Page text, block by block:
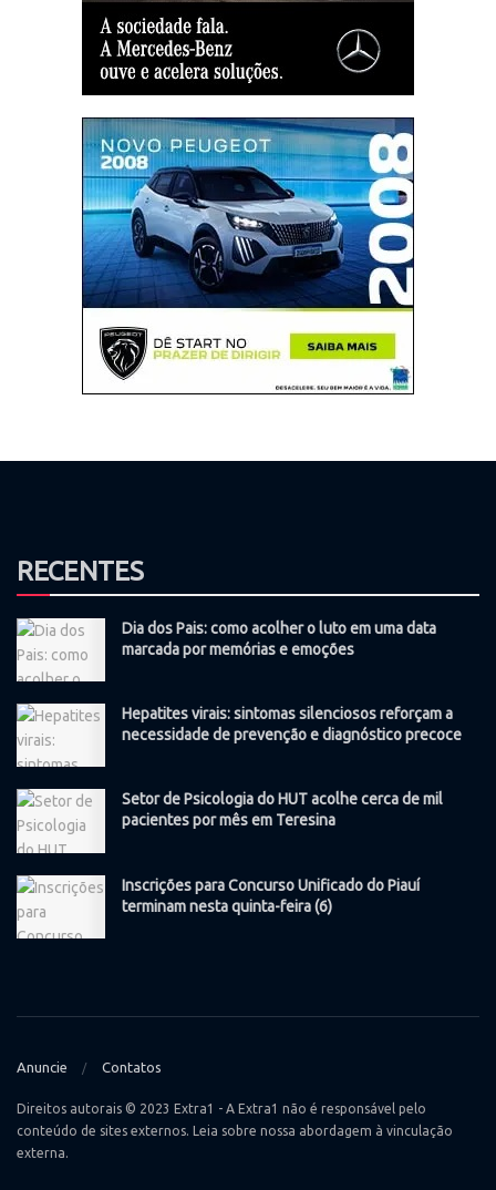
RECENTES
Dia dos Pais: como acolher o luto em uma data
marcada por memórias e emoções
Hepatites virais: sintomas silenciosos reforçam a
necessidade de prevenção e diagnóstico precoce
Setor de Psicologia do HUT acolhe cerca de mil
pacientes por mês em Teresina
Inscrições para Concurso Unificado do Piauí
terminam nesta quinta-feira (6)
Anuncie Contatos
Direitos autorais © 2023 Extra1 - A Extra1 não é responsável pelo
conteúdo de sites externos. Leia sobre nossa abordagem à vinculação
externa.